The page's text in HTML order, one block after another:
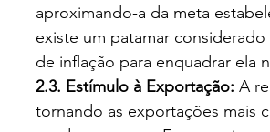
aproximando-a da meta
existe um patamar
de inflação para enquadrar ela
2.3. Estímulo à Exportação: A
tornando as exportações mais